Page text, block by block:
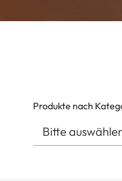
Produkte nach